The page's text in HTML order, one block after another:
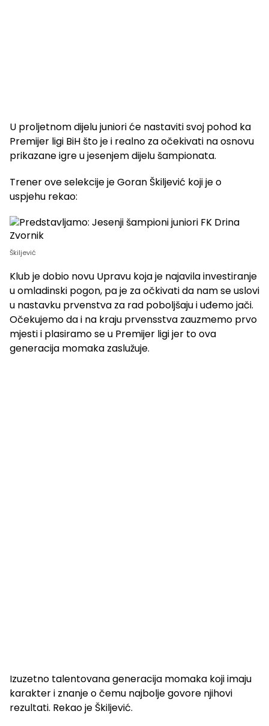
U proljetnom dijelu juniori će nastaviti svoj pohod ka
Premijer ligi BiH što je i realno za očekivati na osnovu
prikazane igre u jesenjem dijelu šampionata.
Trener ove selekcije je Goran Škiljević koji je o
uspjehu rekao:
Škiljević
Klub je dobio novu Upravu koja je najavila investiranje
u omladinski pogon, pa je za očkivati da nam se uslovi
u nastavku prvenstva za rad poboljšaju i uđemo jači.
Očekujemo da i na kraju prvensstva zauzmemo prvo
mjesti i plasiramo se u Premijer ligi jer to ova
generacija momaka zaslužuje.
Izuzetno talentovana generacija momaka koji imaju
karakter i znanje o čemu najbolje govore njihovi
rezultati. Rekao je Škiljević.